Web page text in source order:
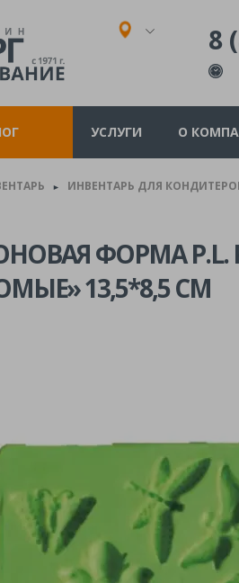
8
УСЛУГИ О
► ИНВЕНТАРЬ ДЛЯ
ФОРМА P.L.
13,5*8,5 СМ